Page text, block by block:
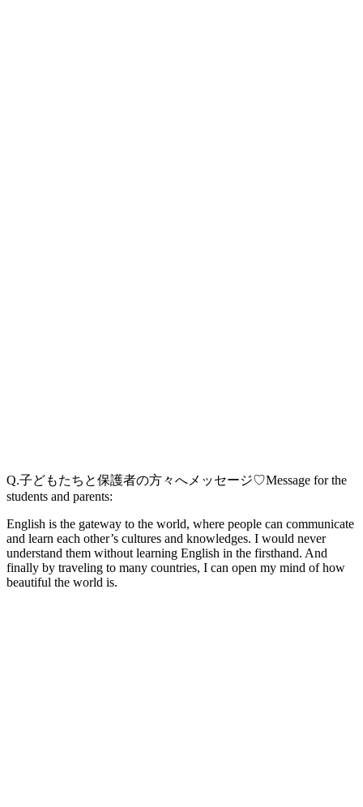
Q.子どもたちと保護者の方々へメッセージ♡Message for the
students and parents:
English is the gateway to the world, where people can communicate
and learn each other’s cultures and knowledges. I would never
understand them without learning English in the firsthand. And
finally by traveling to many countries, I can open my mind of how
beautiful the world is.